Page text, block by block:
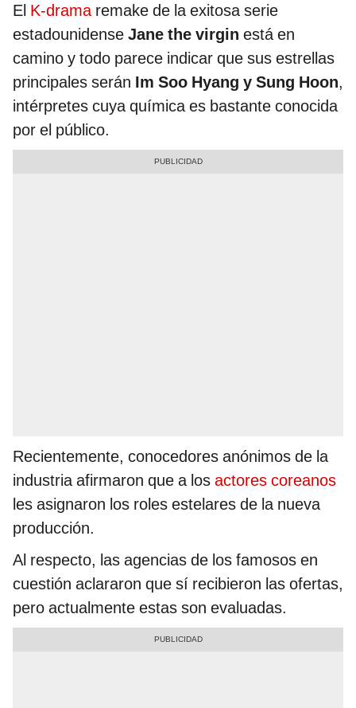
El K-dramaremake de la exitosa serie
estadounidense Jane the virgin está en
camino y todo parece indicar que sus estrellas
principales serán Im Soo Hyang y Sung Hoon,
intérpretes cuya química es bastante conocida
por el público.
Recientemente, conocedores anónimos de la
industria afirmaron que a los actores coreanos
les asignaron los roles estelares de la nueva
producción.
Al respecto, las agencias de los famosos en
cuestión aclararon que sí recibieron las ofertas,
pero actualmente estas son evaluadas.